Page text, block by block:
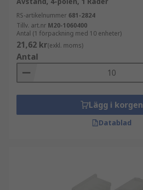
RS-artikelnummer 681-2824
Tillv. art.nr M20-1060400
Antal (1 förpackning med 10 enheter)
21,62 kr(exkl. moms)
Antal
Lägg i korgen
Datablad